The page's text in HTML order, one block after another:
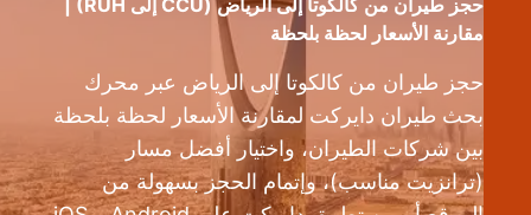
حجز طيران من كالكوتا إلى الرياض (CCU إلى RUH) |
مقارنة الأسعار لحظة بلحظة
حجز طيران من كالكوتا إلى الرياض عبر محرك
بحث طيران دايركت لمقارنة الأسعار لحظة بلحظة
بين شركات الطيران، واختيار أفضل مسار
(ترانزيت مناسب)، وإتمام الحجز بسهولة من